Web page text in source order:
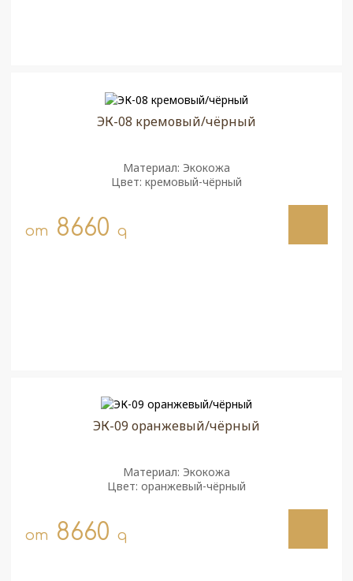
ЭК-08 кремовый/чёрный
Материал: Экокожа
Цвет: кремовый-чёрный
от 8660 q
ЭК-09 оранжевый/чёрный
Материал: Экокожа
Цвет: оранжевый-чёрный
от 8660 q